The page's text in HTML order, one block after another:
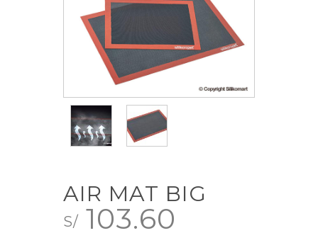
AIR MAT BIG
S/ 103.60